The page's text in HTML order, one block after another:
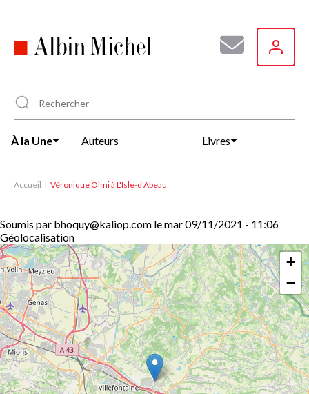
principal
À la Une Auteurs Livres
Accueil Véronique Olmi à L'Isle-d'Abeau
Soumis par bhoquy@kaliop.com lemar 09/11/2021 - 11:06
Géolocalisation
+
−